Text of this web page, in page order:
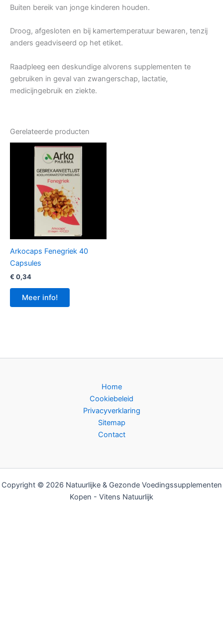
Buiten bereik van jonge kinderen houden.
Droog, afgesloten en bij kamertemperatuur bewaren, tenzij
anders geadviseerd op het etiket.
Raadpleeg een deskundige alvorens supplementen te
gebruiken in geval van zwangerschap, lactatie,
medicijngebruik en ziekte.
Gerelateerde producten
Arkocaps Fenegriek 40
Capsules
€ 0,34
Meer info!
Home
Cookiebeleid
Privacyverklaring
Sitemap
Contact
Copyright © 2026 Natuurlijke & Gezonde Voedingssupplementen
Kopen - Vitens Natuurlijk